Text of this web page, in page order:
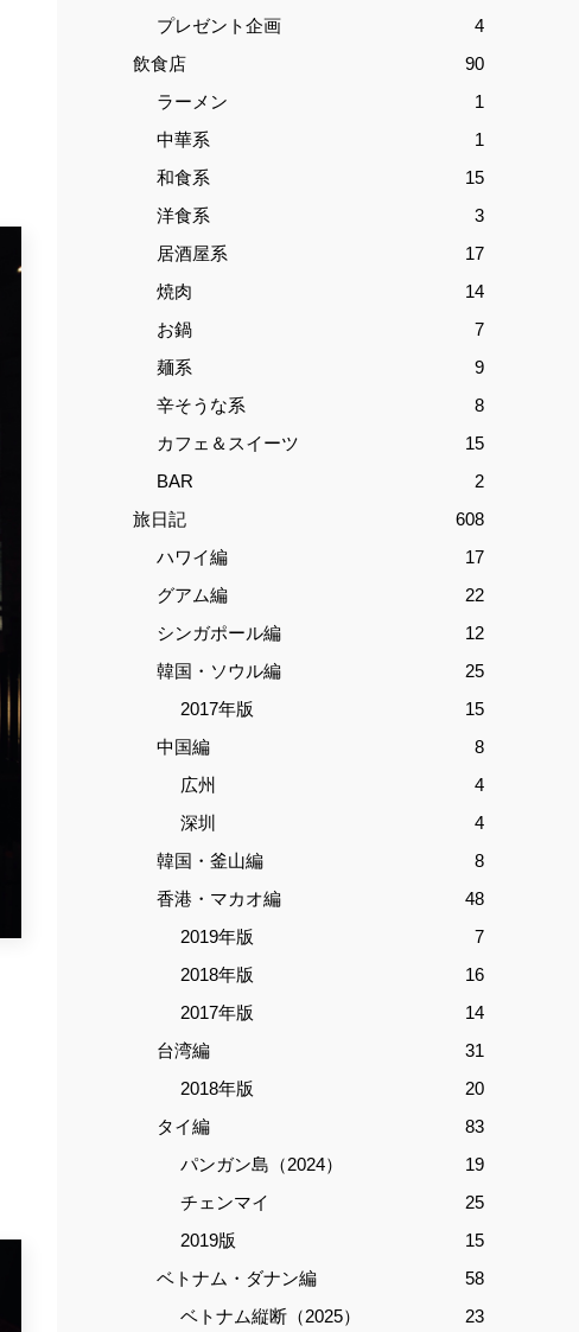
プレゼント企画
4
飲食店
90
ラーメン
1
中華系
1
和食系
15
洋食系
3
居酒屋系
17
焼肉
14
お鍋
7
麺系
9
辛そうな系
8
カフェ＆スイーツ
15
BAR
2
旅日記
608
ハワイ編
17
グアム編
22
シンガポール編
12
韓国・ソウル編
25
2017年版
15
中国編
8
広州
4
深圳
4
韓国・釜山編
8
香港・マカオ編
48
2019年版
7
2018年版
16
2017年版
14
台湾編
31
2018年版
20
タイ編
83
パンガン島（2024）
19
チェンマイ
25
2019版
15
ベトナム・ダナン編
58
ベトナム縦断（2025）
23